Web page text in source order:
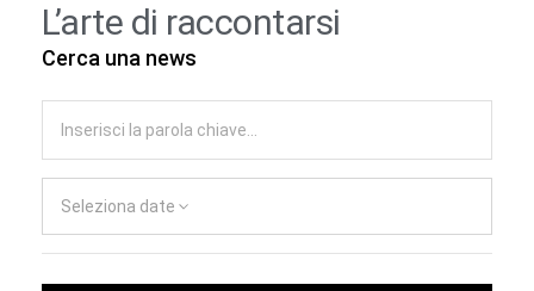
L’arte di raccontarsi
Cerca una news
Seleziona date